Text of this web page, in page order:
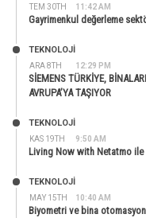
TEM 30TH 11:42 AM
Gayrimenkul değerleme
ARA 8TH 12:29 PM
TEKNOLOJİ
SİEMENS TÜRKİYE,
AVRUPA’YA TAŞIYOR
KAS 19TH 9:50 AM
TEKNOLOJİ
Living Now with Netatmo
MAY 15TH 10:40 AM
TEKNOLOJİ
Biyometri ve bina